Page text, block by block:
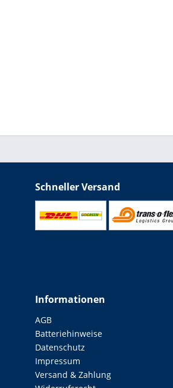
Schneller Versand
Informationen
AGB
Batteriehinweise
Datenschutz
Impressum
Versand & Zahlung